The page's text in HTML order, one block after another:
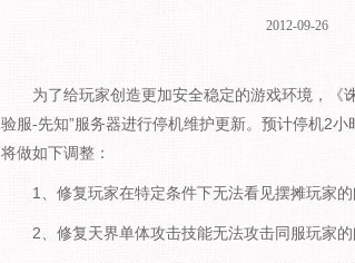
2012-09-26
为了给玩家创造更加安全稳定的游戏环境，《
验服-先知”服务器进行停机维护更新。预计停机2
将做如下调整：
1、修复玩家在特定条件下无法看见摆摊玩家的
2、修复天界单体攻击技能无法攻击同服玩家的